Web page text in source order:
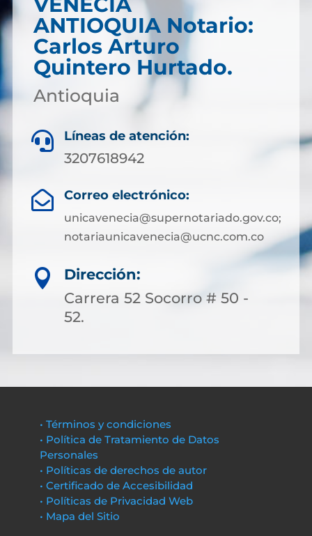
ANTIOQUIA Notario:
Carlos Arturo
Quintero Hurtado.
Antioquia
 Líneas de atención:
3207618942
 Correo electrónico:
unicavenecia@supernotariado.gov.co;
notariaunicavenecia@ucnc.com.co

Dirección:
Carrera 52 Socorro # 50 -
52.
• Términos y condiciones
• Política de Tratamiento de Datos
Personales
• Políticas de derechos de autor
• Certificado de Accesibilidad
• Políticas de Privacidad Web
• Mapa del Sitio